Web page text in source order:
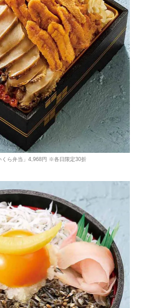
くら弁当」4,968円 ※各日限定30折